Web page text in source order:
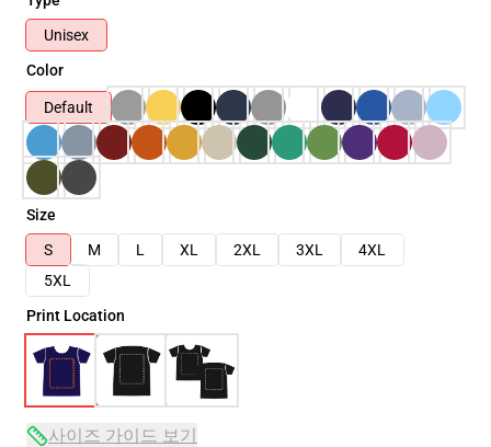
Unisex
Color
Default
Size
S
M L XL 2XL 3XL
4XL
5XL
Print Location
사이즈 가이드 보기